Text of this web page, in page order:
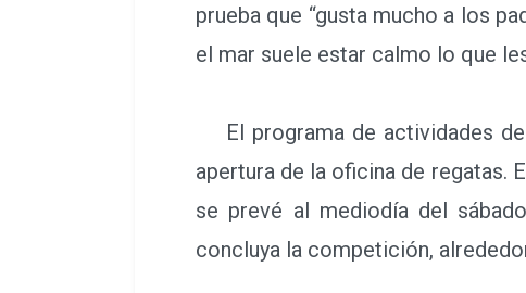
prueba que “gusta mucho a los
el mar suele estar calmo lo que
El programa de actividades de
apertura de la oficina de regatas.
se prevé al mediodía del
concluya la competición,